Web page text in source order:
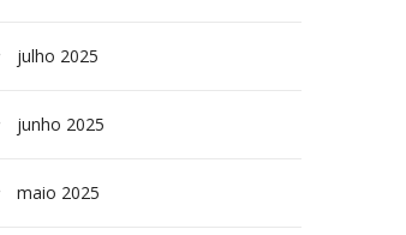
julho 2025
junho 2025
maio 2025